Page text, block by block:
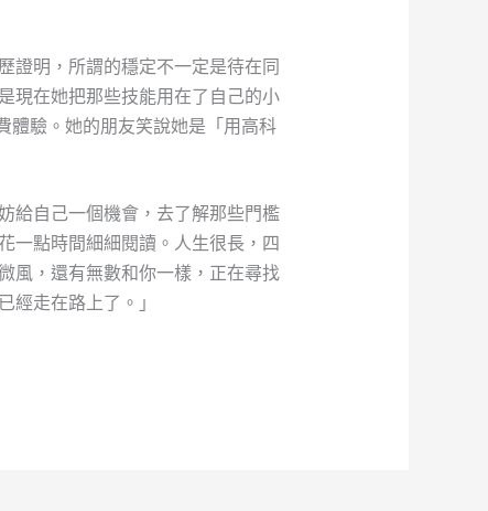
證明，所謂的穩定不一定是待在同
現在她把那些技能用在了自己的小
驗。她的朋友笑說她是「用高科
給自己一個機會，去了解那些門檻
一點時間細細閱讀。人生很長，四
風，還有無數和你一樣，正在尋找
走在路上了。」